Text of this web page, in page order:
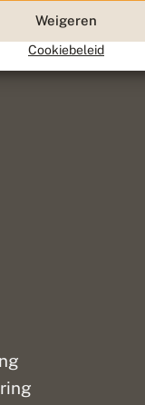
Weigeren
Cookiebeleid